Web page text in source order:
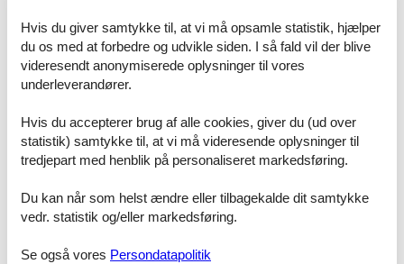
dalen.
Rumindretning
Feriebolig
Soveværelse, 10 m², 2 personer
Dobbeltseng
Soveværelse, 10 m², 2 personer
Enkelt seng
Enkelt seng
Badeværelse, 2 m²
Hvis du giver samtykke til, at vi må opsamle statistik, hjælper
du os med at forbedre og udvikle siden. I så fald vil der blive
videresendt anonymiserede oplysninger til vores
underleverandører.
Hvis du accepterer brug af alle cookies, giver du (ud over
statistik) samtykke til, at vi må videresende oplysninger til
tredjepart med henblik på personaliseret markedsføring.
Du kan når som helst ændre eller tilbagekalde dit samtykke
vedr. statistik og/eller markedsføring.
Se også vores Persondatapolitik